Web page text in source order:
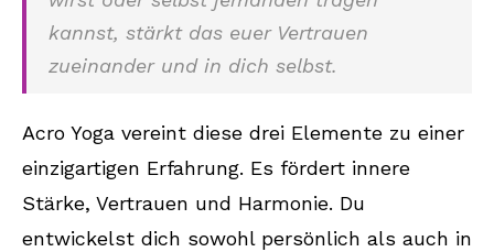
kannst, stärkt das euer Vertrauen
zueinander und in dich selbst.
Acro Yoga vereint diese drei Elemente zu einer
einzigartigen Erfahrung. Es fördert innere
Stärke, Vertrauen und Harmonie. Du
entwickelst dich sowohl persönlich als auch in